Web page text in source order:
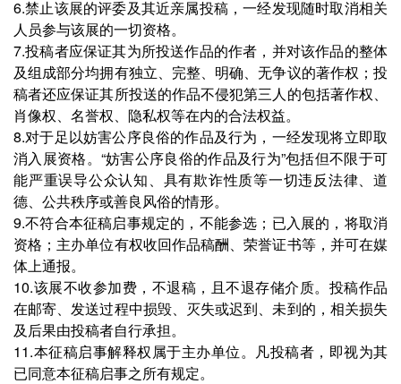
6.禁止该展的评委及其近亲属投稿，一经发现随时取消相关
人员参与该展的一切资格。
7.投稿者应保证其为所投送作品的作者，并对该作品的整体
及组成部分均拥有独立、完整、明确、无争议的著作权；投
稿者还应保证其所投送的作品不侵犯第三人的包括著作权、
肖像权、名誉权、隐私权等在内的合法权益。
8.对于足以妨害公序良俗的作品及行为，一经发现将立即取
消入展资格。“妨害公序良俗的作品及行为”包括但不限于可
能严重误导公众认知、具有欺诈性质等一切违反法律、道
德、公共秩序或善良风俗的情形。
9.不符合本征稿启事规定的，不能参选；已入展的，将取消
资格；主办单位有权收回作品稿酬、荣誉证书等，并可在媒
体上通报。
10.该展不收参加费，不退稿，且不退存储介质。投稿作品
在邮寄、发送过程中损毁、灭失或迟到、未到的，相关损失
及后果由投稿者自行承担。
11.本征稿启事解释权属于主办单位。凡投稿者，即视为其
已同意本征稿启事之所有规定。